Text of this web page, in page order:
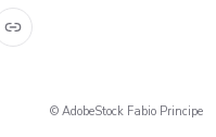
© AdobeStock Fabio Principe